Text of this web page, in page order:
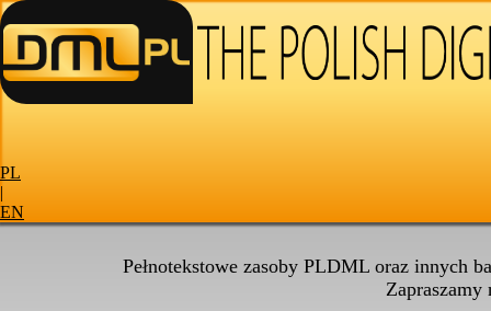
PL
|
EN
Pełnotekstowe zasoby PLDML oraz innych
Zapraszamy